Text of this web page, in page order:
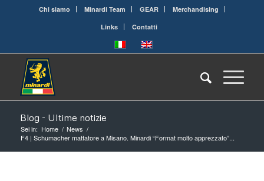
Chi siamo Minardi Team GEAR
Merchandising
Links
Contatti
Blog - Ultime notizie
Sei in: Home / News /
F4 | Schumacher mattatore a Misano. Minardi “Format molto apprezzato”...